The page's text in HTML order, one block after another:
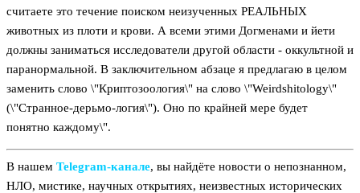
считаете это течение поиском неизученных РЕАЛЬНЫХ
животных из плоти и крови. А всеми этими Догменами и йети
должны заниматься исследователи другой области - оккультной и
паранормальной. В заключительном абзаце я предлагаю в целом
заменить слово \"Криптозоология\" на слово \"Weirdshitology\"
(\"Странное-дерьмо-логия\"). Оно по крайней мере будет
понятно каждому\".
В нашем Telegram‑канале, вы найдёте новости о непознанном,
НЛО, мистике, научных открытиях, неизвестных исторических